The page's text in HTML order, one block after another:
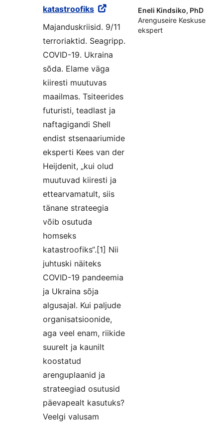
katastroofiks
Majanduskriisid. 9/11
terroriaktid. Seagripp.
COVID-19. Ukraina
sõda. Elame väga
kiiresti muutuvas
maailmas. Tsiteerides
futuristi, teadlast ja
naftagigandi Shell
endist stsenaariumide
eksperti Kees van der
Heijdenit, „kui olud
muutuvad kiiresti ja
ettearvamatult, siis
tänane strateegia
võib osutuda
homseks
katastroofiks“.[1] Nii
juhtuski näiteks
COVID-19 pandeemia
ja Ukraina sõja
algusajal. Kui paljude
organisatsioonide,
aga veel enam, riikide
suurelt ja kaunilt
koostatud
arenguplaanid ja
strateegiad osutusid
päevapealt kasutuks?
Veelgi valusam
Eneli Kindsiko, PhD
Arenguseire Keskuse
ekspert